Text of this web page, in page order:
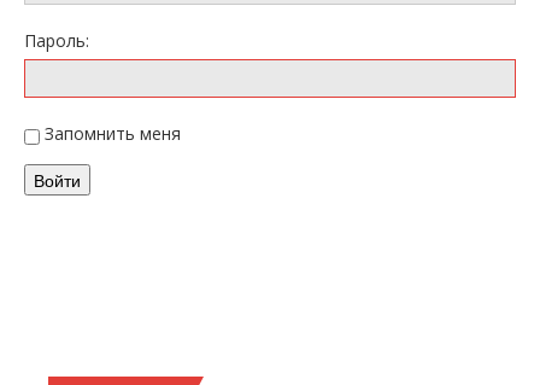
Пароль:
Запомнить меня
Войти